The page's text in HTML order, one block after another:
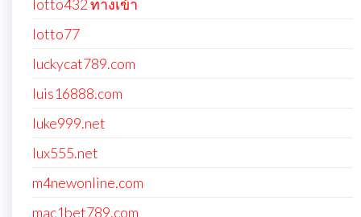
lotto432 ทางเข้า
lotto77
luckycat789.com
luis16888.com
luke999.net
lux555.net
m4newonline.com
mac1bet789.com